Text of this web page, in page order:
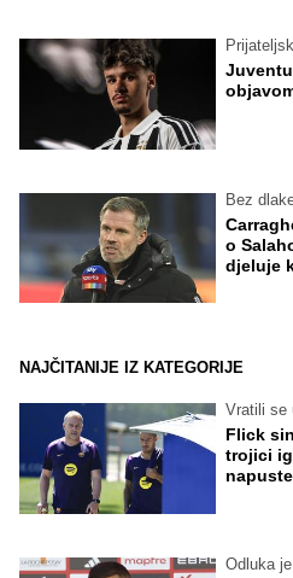
Bez
o
djeluje
NAJČITANIJE IZ KATEGORIJE
Vratili se
Flick
trojici
Odluka